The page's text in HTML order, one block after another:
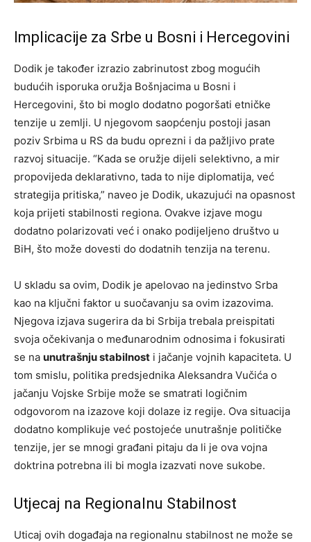
Implicacije za Srbe u Bosni i Hercegovini
Dodik je također izrazio zabrinutost zbog mogućih
budućih isporuka oružja Bošnjacima u Bosni i
Hercegovini, što bi moglo dodatno pogoršati etničke
tenzije u zemlji. U njegovom saopćenju postoji jasan
poziv Srbima u RS da budu oprezni i da pažljivo prate
razvoj situacije. “Kada se oružje dijeli selektivno, a mir
propovijeda deklarativno, tada to nije diplomatija, već
strategija pritiska,” naveo je Dodik, ukazujući na opasnost
koja prijeti stabilnosti regiona. Ovakve izjave mogu
dodatno polarizovati već i onako podijeljeno društvo u
BiH, što može dovesti do dodatnih tenzija na terenu.
U skladu sa ovim, Dodik je apelovao na jedinstvo Srba
kao na ključni faktor u suočavanju sa ovim izazovima.
Njegova izjava sugerira da bi Srbija trebala preispitati
svoja očekivanja o međunarodnim odnosima i fokusirati
se na unutrašnju stabilnost i jačanje vojnih kapaciteta. U
tom smislu, politika predsjednika Aleksandra Vučića o
jačanju Vojske Srbije može se smatrati logičnim
odgovorom na izazove koji dolaze iz regije. Ova situacija
dodatno komplikuje već postojeće unutrašnje političke
tenzije, jer se mnogi građani pitaju da li je ova vojna
doktrina potrebna ili bi mogla izazvati nove sukobe.
Utjecaj na Regionalnu Stabilnost
Uticaj ovih događaja na regionalnu stabilnost ne može se